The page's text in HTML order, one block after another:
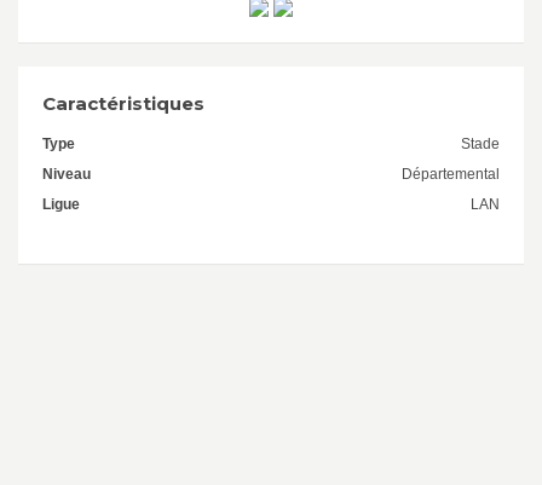
Caractéristiques
Type
Stade
Niveau
Départemental
Ligue
LAN